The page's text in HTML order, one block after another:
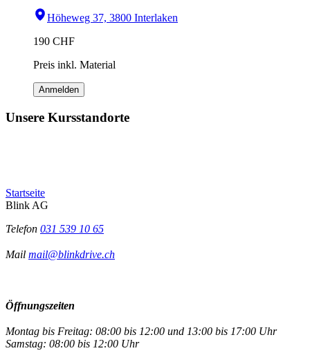
Höheweg 37, 3800 Interlaken
190 CHF
Preis inkl. Material
Anmelden
Unsere Kursstandorte
Startseite
Blink AG
Telefon 031 539 10 65
Mail mail@blinkdrive.ch
Öffnungszeiten
Montag bis Freitag: 08:00 bis 12:00 und 13:00 bis 17:00 Uhr
Samstag: 08:00 bis 12:00 Uhr